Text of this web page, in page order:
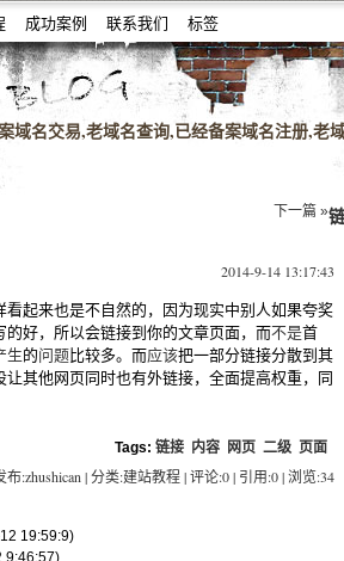
成功案例 联系我们 标签
,老域名交易,老域名出售,高pr域名,百度搜狗收
域名交易,老域名查询,已经备案域名注册,老
下一篇 »
2014-9-14 13:17:43
看起来也是不自然的，因为现实中别人如果夸奖
的好，所以会链接到你的文章页面，而不是首
生的问题比较多。而应该把一部分链接分散到其
其他网页同时也有外链接，全面提高权重，同
Tags: 链接 内容 网页 二级 页面
布:zhushican | 分类:建站教程 | 评论:0 | 引用:0 | 浏览:34
19:59:9)
9:46:57)